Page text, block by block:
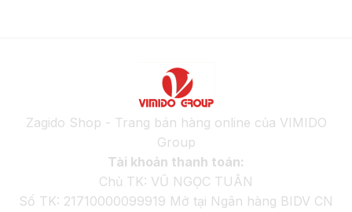
Zagido Shop - Trang bán hàng online của VIMIDO
Group
Tài khoản thanh toán:
Chủ TK: VŨ NGỌC TUÂN
Số TK: 21710000099919 Mở tại Ngân hàng BIDV CN